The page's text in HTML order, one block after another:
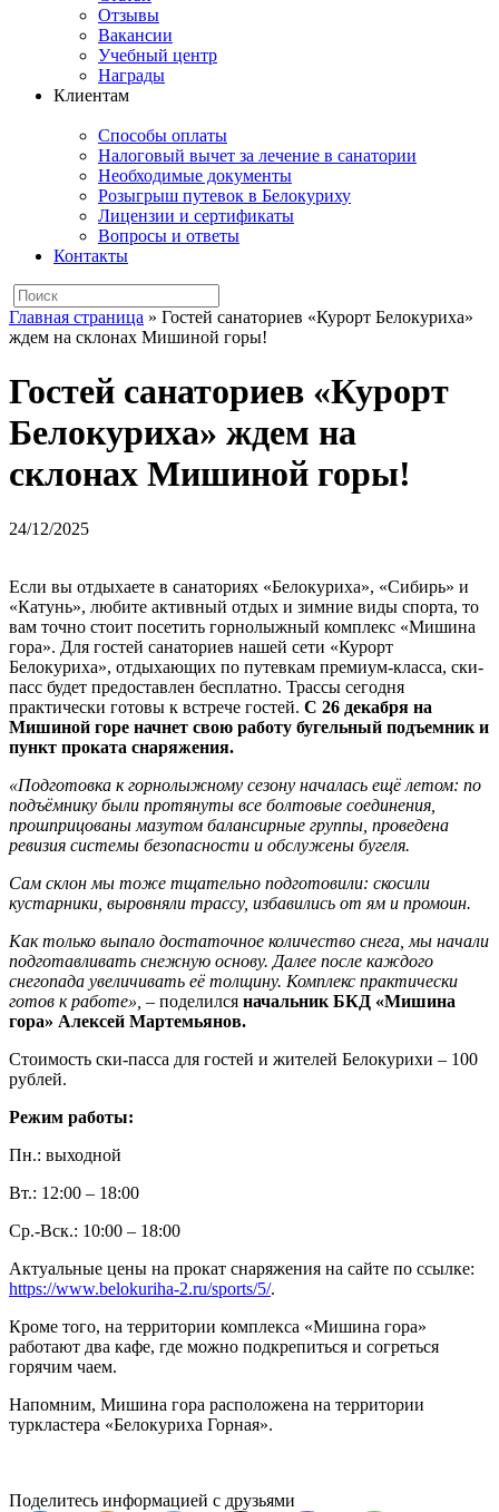
Отзывы
Вакансии
Учебный центр
Награды
Клиентам
Способы оплаты
Налоговый вычет за лечение в санатории
Необходимые документы
Розыгрыш путевок в Белокуриху
Лицензии и сертификаты
Вопросы и ответы
Контакты
Главная страница » Гостей санаториев «Курорт Белокуриха»
ждем на склонах Мишиной горы!
Гостей санаториев «Курорт
Белокуриха» ждем на
склонах Мишиной горы!
24/12/2025
Если вы отдыхаете в санаториях «Белокуриха», «Сибирь» и
«Катунь», любите активный отдых и зимние виды спорта, то
вам точно стоит посетить горнолыжный комплекс «Мишина
гора». Для гостей санаториев нашей сети «Курорт
Белокуриха», отдыхающих по путевкам премиум-класса, ски-
пасс будет предоставлен бесплатно. Трассы сегодня
практически готовы к встрече гостей. С 26 декабря на
Мишиной горе начнет свою работу бугельный подъемник и
пункт проката снаряжения.
«Подготовка к горнолыжному сезону началась ещё летом: по
подъёмнику были протянуты все болтовые соединения,
прошприцованы мазутом балансирные группы, проведена
ревизия системы безопасности и обслужены бугеля.
Сам склон мы тоже тщательно подготовили: скосили
кустарники, выровняли трассу, избавились от ям и промоин.
Как только выпало достаточное количество снега, мы начали
подготавливать снежную основу. Далее после каждого
снегопада увеличивать её толщину. Комплекс практически
готов к работе», – поделился начальник БКД «Мишина
гора» Алексей Мартемьянов.
Стоимость ски-пасса для гостей и жителей Белокурихи – 100
рублей.
Режим работы:
Пн.: выходной
Вт.: 12:00 – 18:00
Ср.-Вск.: 10:00 – 18:00
Актуальные цены на прокат снаряжения на сайте по ссылке:
https://www.belokuriha-2.ru/sports/5/.
Кроме того, на территории комплекса «Мишина гора»
работают два кафе, где можно подкрепиться и согреться
горячим чаем.
Напомним, Мишина гора расположена на территории
туркластера «Белокуриха Горная».
Поделитесь информацией с друзьями